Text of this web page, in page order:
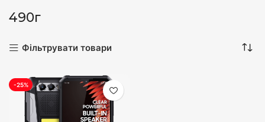
490г
Фільтрувати товари
-25%